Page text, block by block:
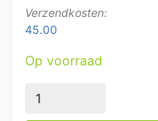
Verzendkosten:
45.00
Op voorraad
RVS Verrijdbare